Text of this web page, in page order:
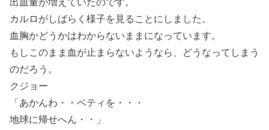
出血量が増えていたのです。
カルロがしばらく様子を見ることにしました。
血胸かどうかはわからないままになっています。
もしこのまま血が止まらないようなら、どうなってしまう
のだろう。
クジョー
「あかんわ・・ベティを・・・
地球に帰せへん・・」